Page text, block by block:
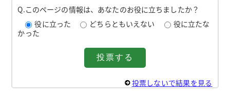
Q.このページの情報は、あなたのお役に立ちましたか？
役に立った
どちらともいえない
役に立たな
かった
投票しないで結果を見る